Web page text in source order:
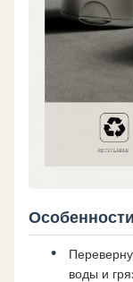
воды и